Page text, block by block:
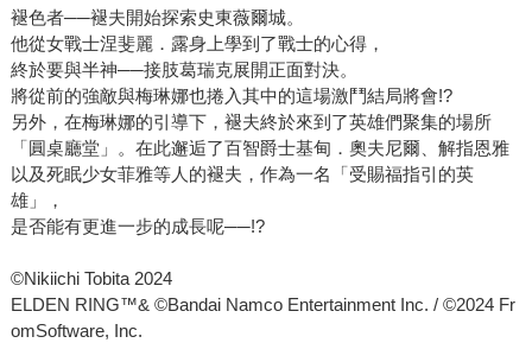
褪色者──褪夫開始探索史東薇爾城。
他從女戰士涅斐麗．露身上學到了戰士的心得，
終於要與半神──接肢葛瑞克展開正面對決。
將從前的強敵與梅琳娜也捲入其中的這場激鬥結局將會!?
另外，在梅琳娜的引導下，褪夫終於來到了英雄們聚集的場所
「圓桌廳堂」。在此邂逅了百智爵士基甸．奧夫尼爾、解指恩雅
以及死眠少女菲雅等人的褪夫，作為一名「受賜福指引的英
雄」，
是否能有更進一步的成長呢──!?
©Nikiichi Tobita 2024
ELDEN RING™& ©Bandai Namco Entertainment Inc. / ©2024 Fr
omSoftware, Inc.